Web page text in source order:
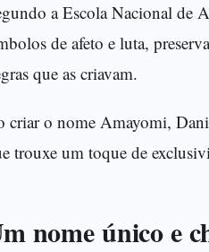
a Escola Nacional de
de afeto e luta,
que as criavam.
criar o nome Amayomi,
trouxe um toque de
nome único e